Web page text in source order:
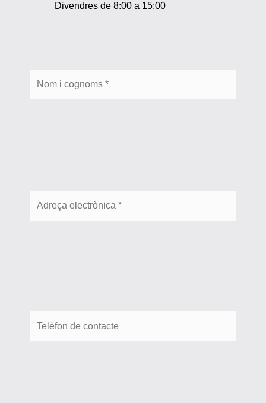
Divendres de 8:00 a 15:00